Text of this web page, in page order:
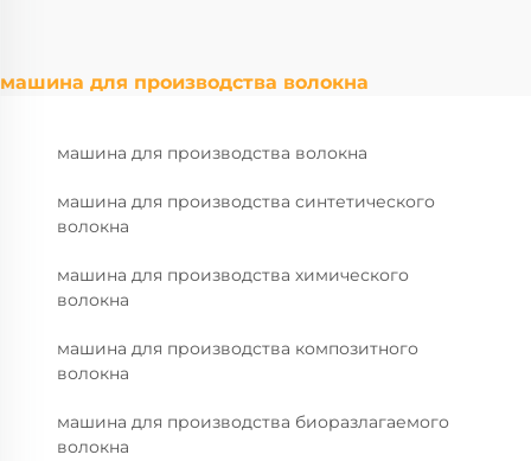
машина для производства волокна
машина для производства волокна
машина для производства синтетического
волокна
машина для производства химического
волокна
машина для производства композитного
волокна
машина для производства биоразлагаемого
волокна